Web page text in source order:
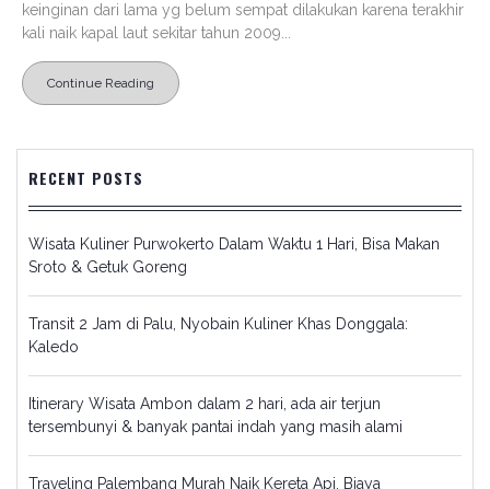
keinginan dari lama yg belum sempat dilakukan karena terakhir
kali naik kapal laut sekitar tahun 2009...
Continue Reading
RECENT POSTS
Wisata Kuliner Purwokerto Dalam Waktu 1 Hari, Bisa Makan
Sroto & Getuk Goreng
Transit 2 Jam di Palu, Nyobain Kuliner Khas Donggala:
Kaledo
Itinerary Wisata Ambon dalam 2 hari, ada air terjun
tersembunyi & banyak pantai indah yang masih alami
Traveling Palembang Murah Naik Kereta Api, Biaya